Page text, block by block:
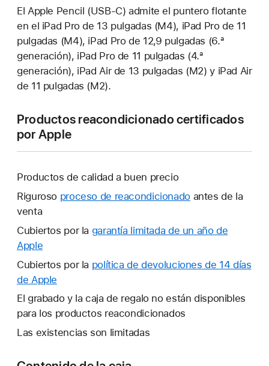
El Apple Pencil (USB‑C) admite el puntero flotante
en el iPad Pro de 13 pulgadas (M4), iPad Pro de 11
pulgadas (M4), iPad Pro de 12,9 pulgadas (6.ª
generación), iPad Pro de 11 pulgadas (4.ª
generación), iPad Air de 13 pulgadas (M2) y iPad Air
de 11 pulgadas (M2).
Productos reacondicionado certificados
por Apple
Productos de calidad a buen precio
Riguroso proceso de reacondicionadoantes de la
venta
Cubiertos por la garantía limitada de un año de
Apple
abrirá
una
nueva.
Cubiertos por la política de devoluciones Se
una
de 14 días
de Apple
El grabado y la caja de regalo no están disponibles
para los productos reacondicionados
Las existencias son limitadas